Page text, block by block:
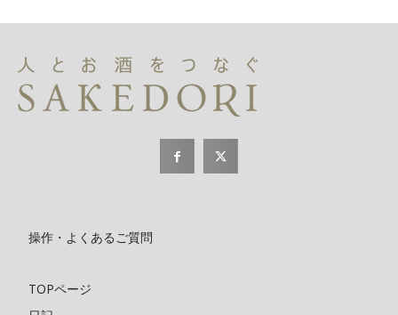
操作・よくあるご質問
TOPページ